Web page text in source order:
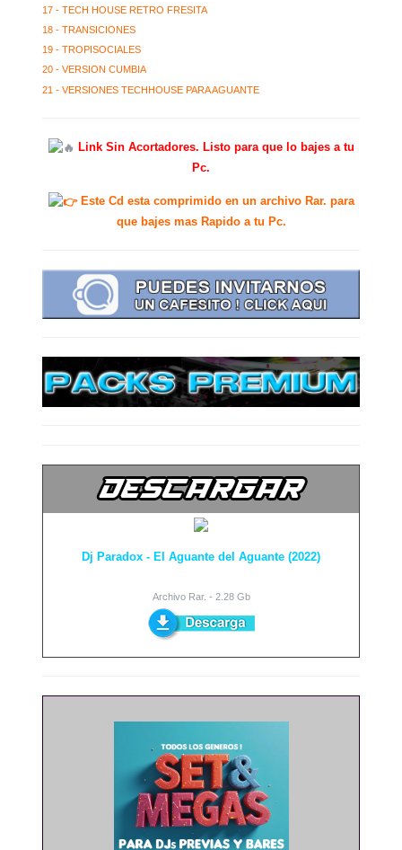
17 - TECH HOUSE RETRO FRESITA
18 - TRANSICIONES
19 - TROPISOCIALES
20 - VERSION CUMBIA
21 - VERSIONES TECHHOUSE PARA AGUANTE
Link Sin Acortadores. Listo para que lo bajes a tu
Pc.
Este Cd esta comprimido en un archivo Rar. para
que bajes mas Rapido a tu Pc.
Dj Paradox - El Aguante del Aguante (2022)
Archivo Rar. - 2.28 Gb